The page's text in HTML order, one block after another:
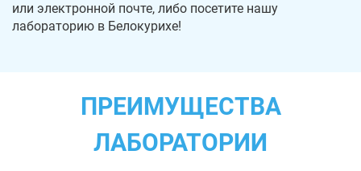
или электронной почте, либо посетите нашу
лабораторию в Белокурихе!
ПРЕИМУЩЕСТВА
ЛАБОРАТОРИИ